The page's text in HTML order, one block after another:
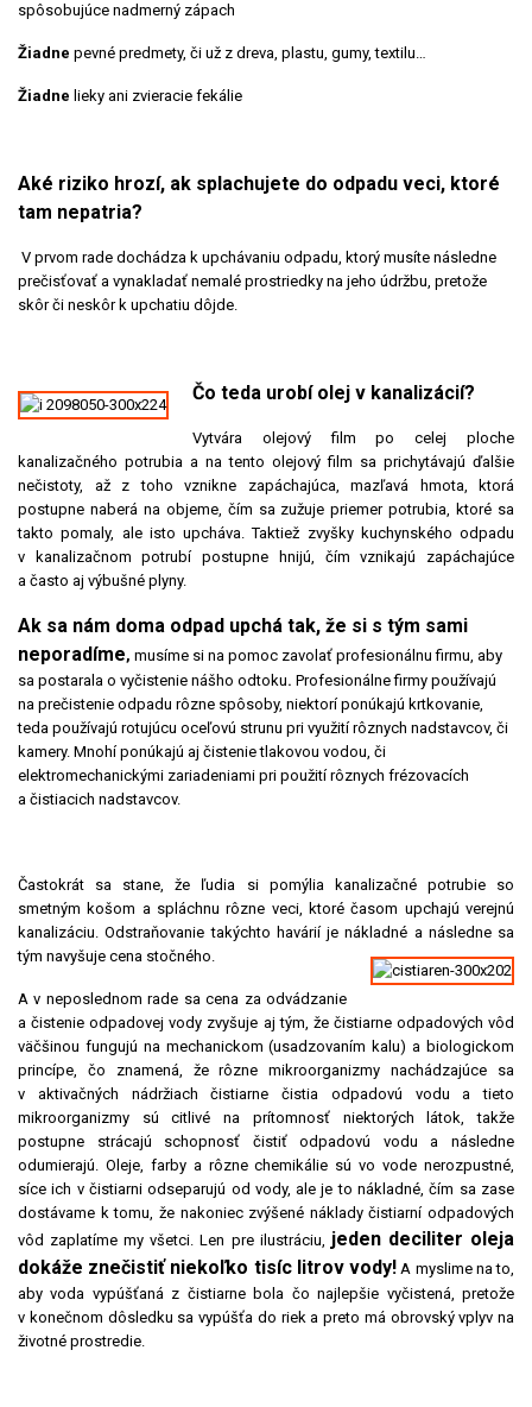
spôsobujúce nadmerný zápach
Žiadne pevné predmety, či už z dreva, plastu, gumy, textilu…
Žiadne lieky ani zvieracie fekálie
Aké riziko hrozí, ak splachujete do odpadu veci, ktoré
tam nepatria?
V prvom rade dochádza k upchávaniu odpadu, ktorý musíte následne
prečisťovať a vynakladať nemalé prostriedky na jeho údržbu, pretože
skôr či neskôr k upchatiu dôjde.
Čo teda urobí olej v kanalizácií?
Vytvára olejový film po celej ploche
kanalizačného potrubia a na tento olejový film sa prichytávajú ďalšie
nečistoty, až z toho vznikne zapáchajúca, mazľavá hmota, ktorá
postupne naberá na objeme, čím sa zužuje priemer potrubia, ktoré sa
takto pomaly, ale isto upcháva. Taktiež zvyšky kuchynského odpadu
v kanalizačnom potrubí postupne hnijú, čím vznikajú zapáchajúce
a často aj výbušné plyny.
Ak sa nám doma odpad upchá tak, že si s tým sami
neporadíme, musíme si na pomoc zavolať profesionálnu firmu, aby
sa postarala o vyčistenie nášho odtoku. Profesionálne firmy používajú
na prečistenie odpadu rôzne spôsoby, niektorí ponúkajú krtkovanie,
teda používajú rotujúcu oceľovú strunu pri využití rôznych nadstavcov, či
kamery. Mnohí ponúkajú aj čistenie tlakovou vodou, či
elektromechanickými zariadeniami pri použití rôznych frézovacích
a čistiacich nadstavcov.
Častokrát sa stane, že ľudia si pomýlia kanalizačné potrubie so
smetným košom a spláchnu rôzne veci, ktoré časom upchajú verejnú
kanalizáciu. Odstraňovanie takýchto havárií je nákladné a následne sa
tým navyšuje cena stočného.
A v neposlednom rade sa cena za odvádzanie
a čistenie odpadovej vody zvyšuje aj tým, že čistiarne odpadových vôd
väčšinou fungujú na mechanickom (usadzovaním kalu) a biologickom
princípe, čo znamená, že rôzne mikroorganizmy nachádzajúce sa
v aktivačných nádržiach čistiarne čistia odpadovú vodu a tieto
mikroorganizmy sú citlivé na prítomnosť niektorých látok, takže
postupne strácajú schopnosť čistiť odpadovú vodu a následne
odumierajú. Oleje, farby a rôzne chemikálie sú vo vode nerozpustné,
síce ich v čistiarni odseparujú od vody, ale je to nákladné, čím sa zase
dostávame k tomu, že nakoniec zvýšené náklady čistiarní odpadových
vôd zaplatíme my všetci. Len pre ilustráciu, jeden deciliter oleja
dokáže znečistiť niekoľko tisíc litrov vody! A myslime na to,
aby voda vypúšťaná z čistiarne bola čo najlepšie vyčistená, pretože
v konečnom dôsledku sa vypúšťa do riek a preto má obrovský vplyv na
životné prostredie.